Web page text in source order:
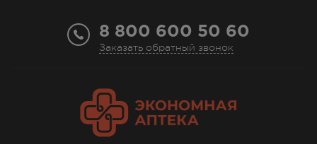
8 800 600 50 60
Заказать обратный звонок